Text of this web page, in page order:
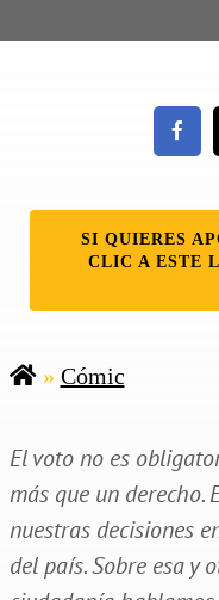
SI QUIERES
CLIC A ESTE
» Cómic
El voto no es
más que un derecho.
nuestras decisiones
del país. Sobre esa y